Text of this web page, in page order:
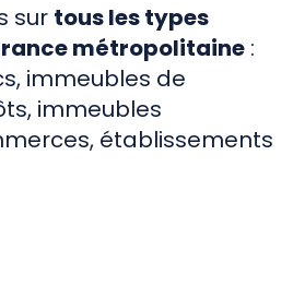
sur tous les types
métropolitaine :
immeubles de
immeubles
établissements